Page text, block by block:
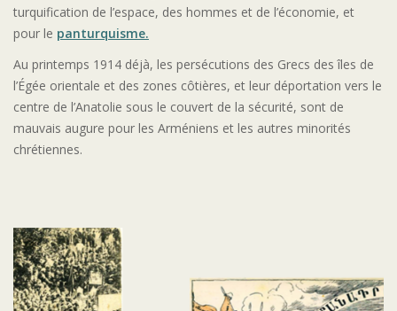
turquification de l’espace, des hommes et de l’économie, et
pour le panturquisme.
Au printemps 1914 déjà, les persécutions des Grecs des îles de
l’Égée orientale et des zones côtières, et leur déportation vers le
centre de l’Anatolie sous le couvert de la sécurité, sont de
mauvais augure pour les Arméniens et les autres minorités
chrétiennes.